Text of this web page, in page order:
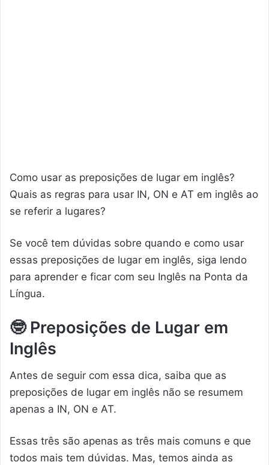
Como usar as preposições de lugar em inglês?
Quais as regras para usar IN, ON e AT em inglês ao
se referir a lugares?
Se você tem dúvidas sobre quando e como usar
essas preposições de lugar em inglês, siga lendo
para aprender e ficar com seu Inglês na Ponta da
Língua.
🤓 Preposições de Lugar em
Inglês
Antes de seguir com essa dica, saiba que as
preposições de lugar em inglês não se resumem
apenas a IN, ON e AT.
Essas três são apenas as três mais comuns e que
todos mais tem dúvidas. Mas, temos ainda as